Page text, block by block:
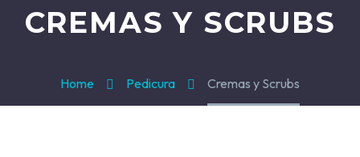
CREMAS Y SCRUBS
Home Pedicura Cremas y Scrubs